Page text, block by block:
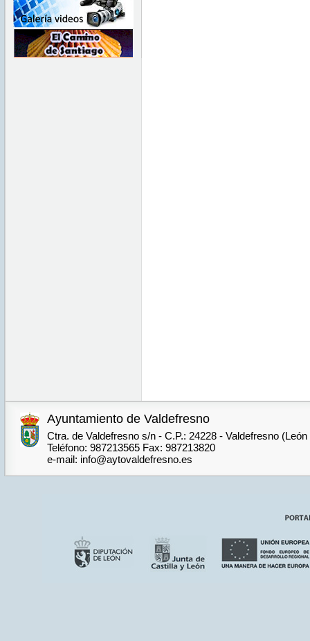
Ayuntamiento de Valdefresno
Ctra. de Valdefresno s/n - C.P.: 24228 - Valdefresno
Teléfono: 987213565 Fax: 987213820
e-mail: info@aytovaldefresno.es